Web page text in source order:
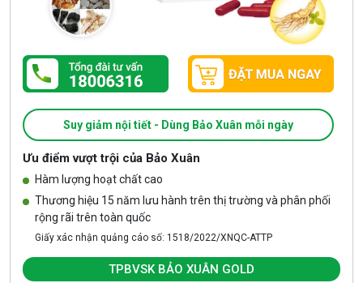
Suy giảm nội tiết - Dùng Bảo Xuân mỗi ngày
Ưu điểm vượt trội của Bảo Xuân
Hàm lượng hoạt chất cao
Thương hiệu 15 năm lưu hành trên thị trường và phân phối
rộng rãi trên toàn quốc
Giấy xác nhận quảng cáo số: 1518/2022/XNQC-ATTP
TPBVSK BẢO XUÂN GOLD